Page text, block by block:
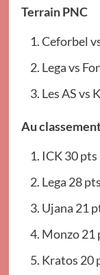
Terrain PNC
Ceforbel
Lega vs
Les AS vs
Au
ICK 30 pts
Lega 28 pts
Ujana 21
Monzo 21
Kratos 20